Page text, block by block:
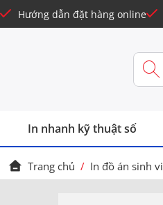
Hướng dẫn đặt hàng online
In nhanh kỹ thuật số
Trang chủ / In đồ án sinh